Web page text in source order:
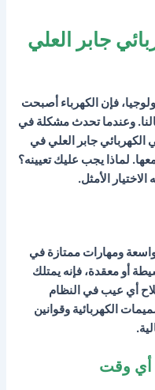
جابر العلي
فإن الكهرباء أصبحت
وعندما تحدث مشكلة في
الكهربائي جابر العلي في
لماذا يجب عليك تعيينه؟
الأمثل.
واسعة ومهارات ممتازة في
أو معقدة، فإنه يمتلك
أي عيب في النظام
الكهربائية وقوانين
أي وقت